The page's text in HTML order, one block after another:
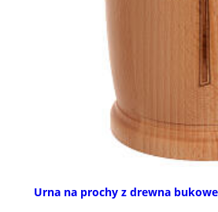
Urna na prochy z drewna